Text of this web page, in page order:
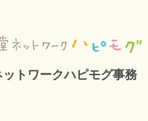
トワークハピモグ事務